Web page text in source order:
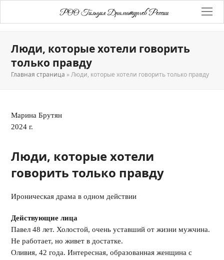
РОО Гильдия Драматургов России
Люди, которые хотели говорить
только правду
Главная страница »Люди, которые хотели говорить только правду
Марина Брутян
2024 г.
Люди, которые хотели
говорить только правду
Ироническая драма в одном действии
Действующие лица
Павел 48 лет. Холостой, очень уставший от жизни мужчина.
Не работает, но живет в достатке.
Оливия, 42 года. Интересная, образованная женщина с